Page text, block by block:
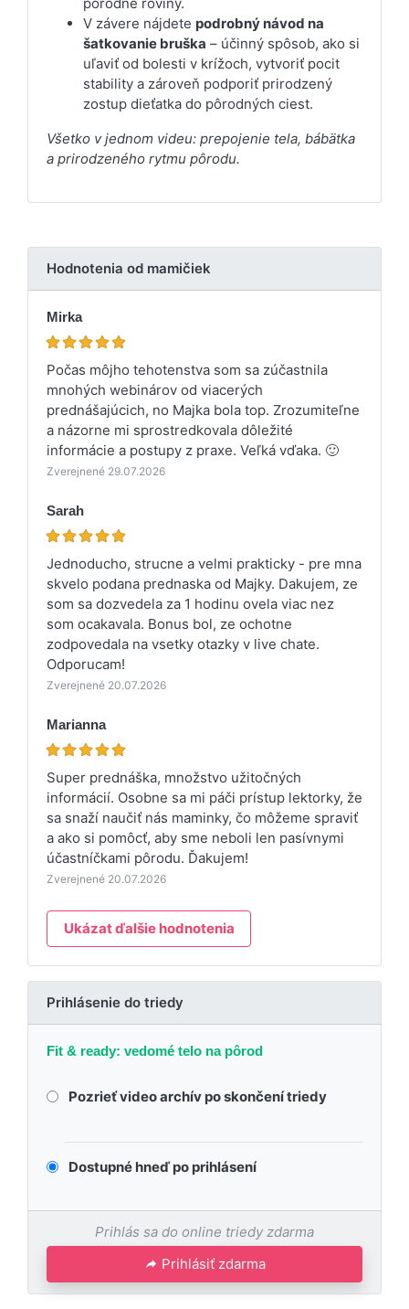
V závere nájdete podrobný návod na
šatkovanie bruška – účinný spôsob, ako si
uľaviť od bolesti v krížoch, vytvoriť pocit
stability a zároveň podporiť prirodzený
zostup dieťatka do pôrodných ciest.
Všetko v jednom videu: prepojenie tela, bábätka
a prirodzeného rytmu pôrodu.
Hodnotenia od mamičiek
Mirka
Počas môjho tehotenstva som sa zúčastnila
mnohých webinárov od viacerých
prednášajúcich, no Majka bola top. Zrozumiteľne
a názorne mi sprostredkovala dôležité
informácie a postupy z praxe. Veľká vďaka. 🙂
Zverejnené 29.07.2026
Sarah
Jednoducho, strucne a velmi prakticky - pre mna
skvelo podana prednaska od Majky. Dakujem, ze
som sa dozvedela za 1 hodinu ovela viac nez
som ocakavala. Bonus bol, ze ochotne
zodpovedala na vsetky otazky v live chate.
Odporucam!
Zverejnené 20.07.2026
Marianna
Super prednáška, množstvo užitočných
informácií. Osobne sa mi páči prístup lektorky, že
sa snaží naučiť nás maminky, čo môžeme spraviť
a ako si pomôcť, aby sme neboli len pasívnymi
účastníčkami pôrodu. Ďakujem!
Zverejnené 20.07.2026
Ukázat ďalšie hodnotenia
Prihlásenie do triedy
Fit & ready: vedomé telo na pôrod
Pozrieť video archív po skončení triedy
Dostupné hneď po prihlásení
Prihlás sa do online triedy zdarma
Prihlásiť zdarma